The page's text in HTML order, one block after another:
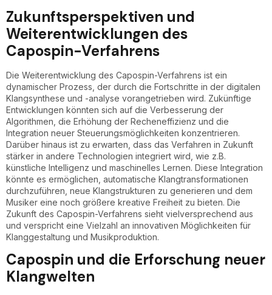
Zukunftsperspektiven und
Weiterentwicklungen des
Capospin-Verfahrens
Die Weiterentwicklung des Capospin-Verfahrens ist ein
dynamischer Prozess, der durch die Fortschritte in der digitalen
Klangsynthese und -analyse vorangetrieben wird. Zukünftige
Entwicklungen könnten sich auf die Verbesserung der
Algorithmen, die Erhöhung der Recheneffizienz und die
Integration neuer Steuerungsmöglichkeiten konzentrieren.
Darüber hinaus ist zu erwarten, dass das Verfahren in Zukunft
stärker in andere Technologien integriert wird, wie z.B.
künstliche Intelligenz und maschinelles Lernen. Diese Integration
könnte es ermöglichen, automatische Klangtransformationen
durchzuführen, neue Klangstrukturen zu generieren und dem
Musiker eine noch größere kreative Freiheit zu bieten. Die
Zukunft des Capospin-Verfahrens sieht vielversprechend aus
und verspricht eine Vielzahl an innovativen Möglichkeiten für
Klanggestaltung und Musikproduktion.
Capospin und die Erforschung neuer
Klangwelten